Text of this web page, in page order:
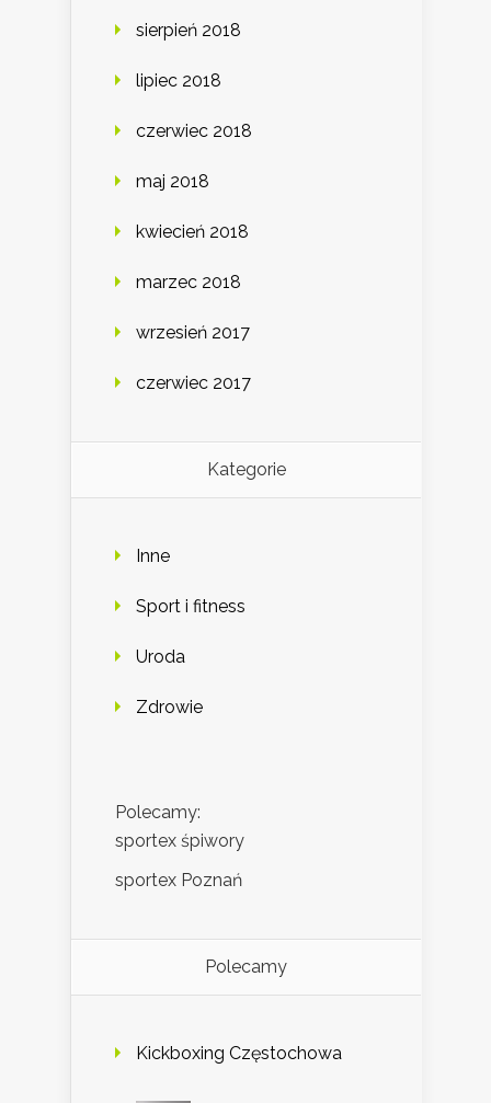
sierpień 2018
lipiec 2018
czerwiec 2018
maj 2018
kwiecień 2018
marzec 2018
wrzesień 2017
czerwiec 2017
Kategorie
Inne
Sport i fitness
Uroda
Zdrowie
Polecamy:
sportex śpiwory
sportex Poznań
Polecamy
Kickboxing Częstochowa